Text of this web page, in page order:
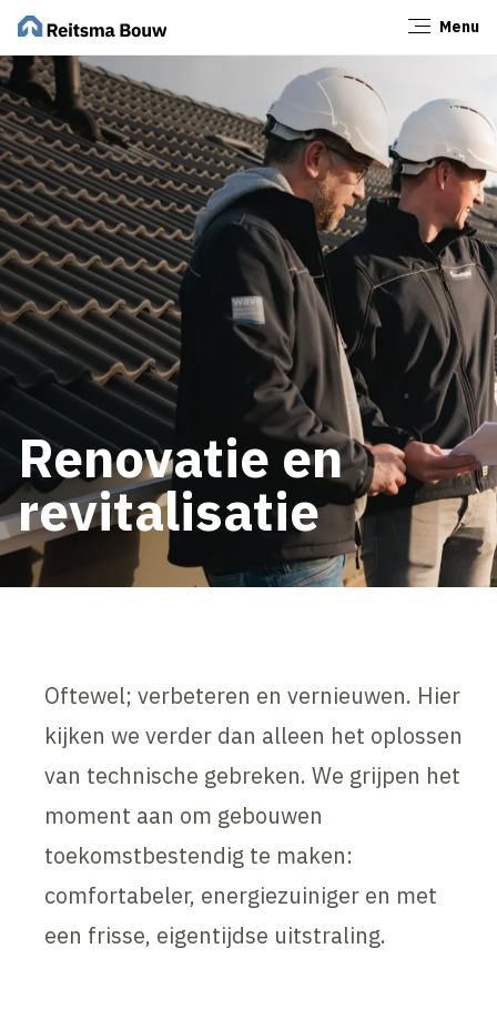
Menu
Renovatie en
revitalisatie
Oftewel; verbeteren en vernieuwen. Hier
kijken we verder dan alleen het oplossen
van technische gebreken. We grijpen het
moment aan om gebouwen
toekomstbestendig te maken:
comfortabeler, energiezuiniger en met
een frisse, eigentijdse uitstraling.
Sluiten